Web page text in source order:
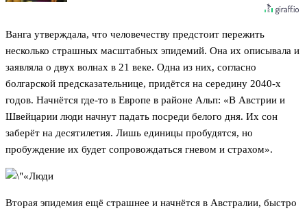
Ванга утверждала, что человечеству предстоит пережить
несколько страшных масштабных эпидемий. Она их описывала и
заявляла о двух волнах в 21 веке. Одна из них, согласно
болгарской предсказательнице, придётся на середину 2040-х
годов. Начнётся где-то в Европе в районе Альп: «В Австрии и
Швейцарии люди начнут падать посреди белого дня. Их сон
заберёт на десятилетия. Лишь единицы пробудятся, но
пробуждение их будет сопровождаться гневом и страхом».
Вторая эпидемия ещё страшнее и начнётся в Австралии, быстро